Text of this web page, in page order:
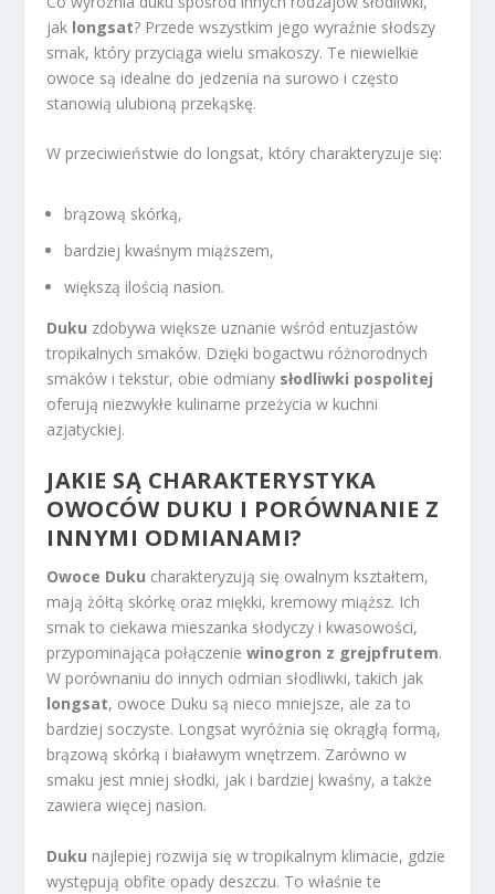
jak longsat? Przede wszystkim jego wyraźnie słodszy
smak, który przyciąga wielu smakoszy. Te niewielkie
owoce są idealne do jedzenia na surowo i często
stanowią ulubioną przekąskę.
W przeciwieństwie do longsat, który charakteryzuje się:
brązową skórką,
bardziej kwaśnym miąższem,
większą ilością nasion.
Duku zdobywa większe uznanie wśród entuzjastów
tropikalnych smaków. Dzięki bogactwu różnorodnych
smaków i tekstur, obie odmiany słodliwki pospolitej
oferują niezwykłe kulinarne przeżycia w kuchni
azjatyckiej.
JAKIE SĄ CHARAKTERYSTYKA
OWOCÓW DUKU I PORÓWNANIE Z
INNYMI ODMIANAMI?
Owoce Duku charakteryzują się owalnym kształtem,
mają żółtą skórkę oraz miękki, kremowy miąższ. Ich
smak to ciekawa mieszanka słodyczy i kwasowości,
przypominająca połączeniewinogron z grejpfrutem.
W porównaniu do innych odmian słodliwki, takich jak
longsat, owoce Duku są nieco mniejsze, ale za to
bardziej soczyste. Longsat wyróżnia się okrągłą formą,
brązową skórką i białawym wnętrzem. Zarówno w
smaku jest mniej słodki, jak i bardziej kwaśny, a także
zawiera więcej nasion.
Duku najlepiej rozwija się w tropikalnym klimacie, gdzie
występują obfite opady deszczu. To właśnie te